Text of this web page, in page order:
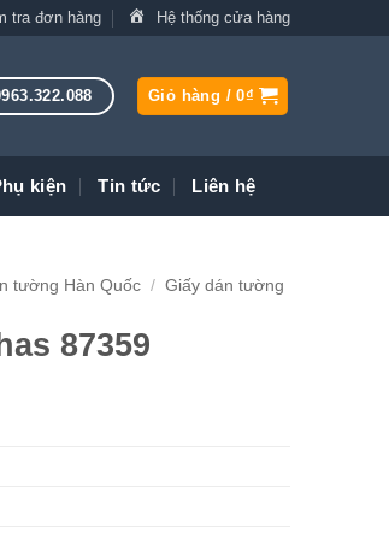
tra đơn hàng Hệ thống cửa hàng
Giỏ hàng /0₫
kiện Tin tức Liên hệ
tường Hàn Quốc / Giấy dán tường
87359